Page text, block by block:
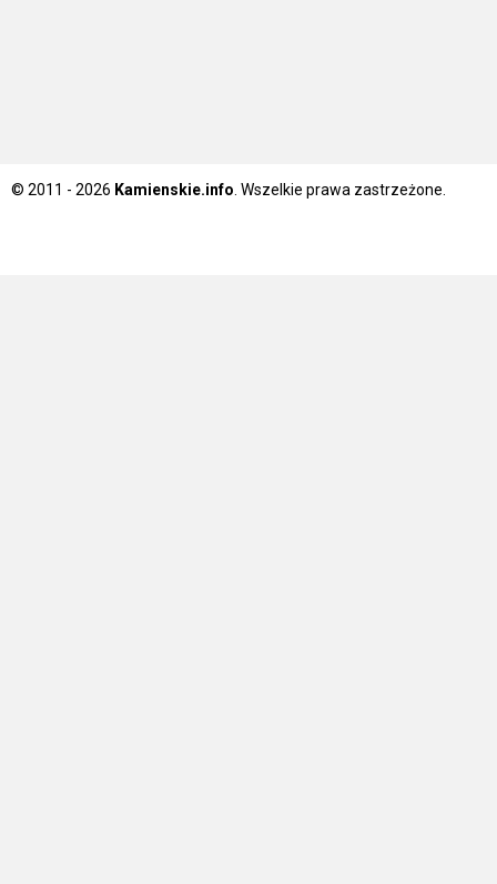
© 2011 - 2026 Kamienskie.info . Wszelkie prawa zastrzeżone.